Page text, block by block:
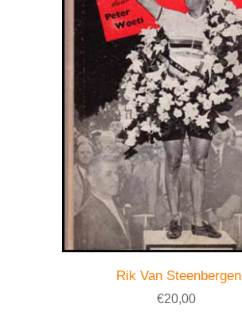
Rik Van Steenbergen
€20,00